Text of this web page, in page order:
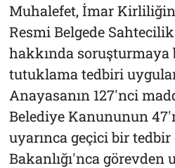
Muhalefet, İmar
Resmi Belgede
hakkında soruşturmaya
tutuklama tedbiri
Anayasanın 127'nci
Belediye Kanununun
uyarınca geçici bir
Bakanlığı'nca görevden